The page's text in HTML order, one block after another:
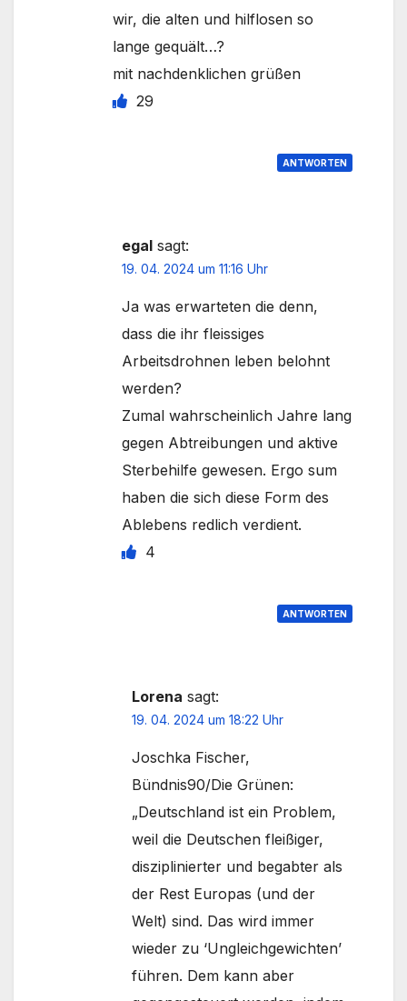
wir, die alten und hilflosen so
lange gequält…?
mit nachdenklichen grüßen
29
ANTWORTEN
egal sagt:
19. 04. 2024 um 11:16 Uhr
Ja was erwarteten die denn,
dass die ihr fleissiges
Arbeitsdrohnen leben belohnt
werden?
Zumal wahrscheinlich Jahre lang
gegen Abtreibungen und aktive
Sterbehilfe gewesen. Ergo sum
haben die sich diese Form des
Ablebens redlich verdient.
4
ANTWORTEN
Lorena sagt:
19. 04. 2024 um 18:22 Uhr
Joschka Fischer,
Bündnis90/Die Grünen:
„Deutschland ist ein Problem,
weil die Deutschen fleißiger,
disziplinierter und begabter als
der Rest Europas (und der
Welt) sind. Das wird immer
wieder zu ‘Ungleichgewichten’
führen. Dem kann aber